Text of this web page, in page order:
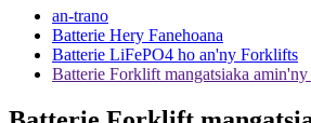
an-trano
Batterie Hery Fanehoana
Batterie LiFePO4 ho an'ny Forklifts
Batterie Forklift mangatsiaka